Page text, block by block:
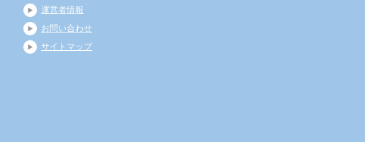
運営者情報
お問い合わせ
サイトマップ